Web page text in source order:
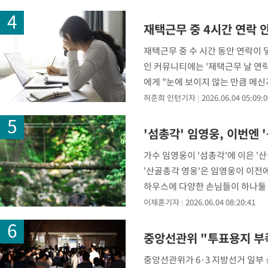
49분 전 >
[속보]코스닥, 2.86포인트(0.36%) 내린 798.81마감
49분 전 >
[속보]코스피, 6200선 약보합…0.60% 내린 6258.77에 마쳐
50분 전 >
[속보]원·달러 환율, 7.7원 내린 1416.1원 마감
52분 전 >[속보] 노원서 40.1도 관측…서울, 2018년 이후 첫 40도
1시간 전 >[속보]종합특검, '계엄 수용공간 확보' 신용해 前교정본부장 기소
1시간 전 >외신들도 주목한 韓축구 파문…"국민적 공분에 수사 재개"
1시간 전 >11시간 압수수색에 성접대 파문까지…'쑥대밭' 된 축구협회
2시간 전 >[속보]규제합리화위원회 부위원장에 김태유 서울대 공대 교수…이
후임
재택근무 중 4시간 연락
재택근무 중 수 시간 동안 연락이
인 커뮤니티에는 '재택근무 날 연
에게 "눈에 보이지 않는 만큼 메
이 끝날 때까지
허준희 인턴기자 2026.06.04
'섬총각' 임영웅, 이번엔
가수 임영웅이 '섬총각'에 이은 '
'산골총각 영웅'은 임영웅이 이전
하우스에 다양한 손님들이 하나
이재훈기자 2026.06.04 08:20:41
중앙선관위 "투표용지
중앙선관위가 6·3 지방선거 일